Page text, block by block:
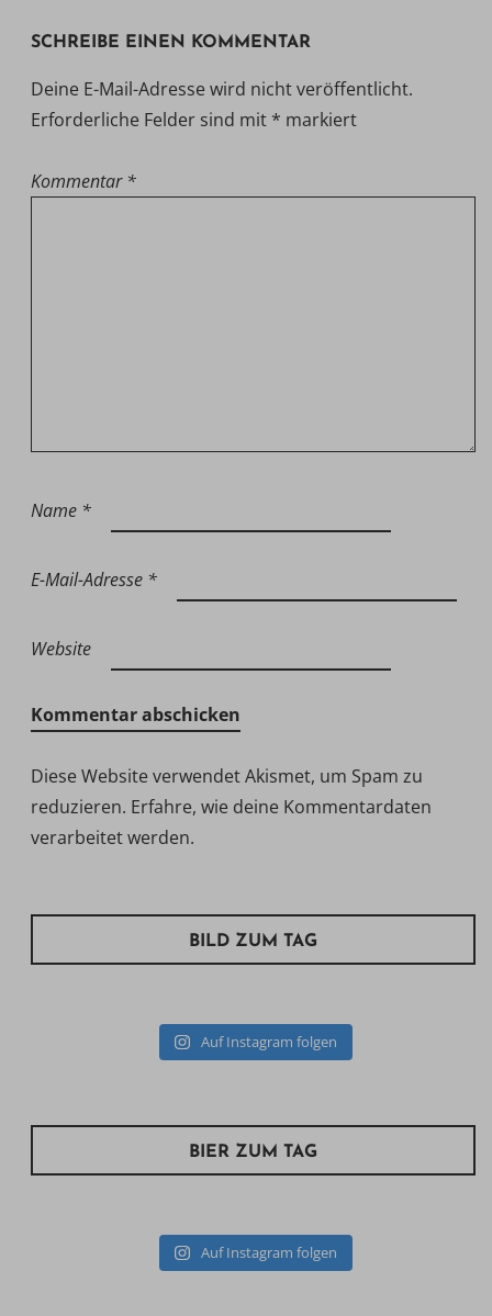
SCHREIBE EINEN KOMMENTAR
Deine E-Mail-Adresse wird nicht veröffentlicht.
Erforderliche Felder sind mit * markiert
Kommentar *
Name *
E-Mail-Adresse *
Website
Diese Website verwendet Akismet, um Spam zu
reduzieren. Erfahre, wie deine Kommentardaten
verarbeitet werden.
BILD ZUM TAG
Auf Instagram folgen
BIER ZUM TAG
Auf Instagram folgen